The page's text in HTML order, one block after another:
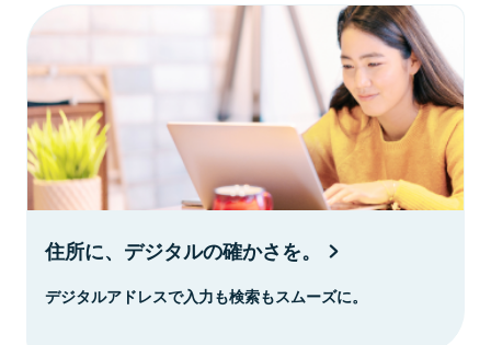
住所に、デジタルの確かさを。
デジタルアドレスで入力も検索もスムーズに。